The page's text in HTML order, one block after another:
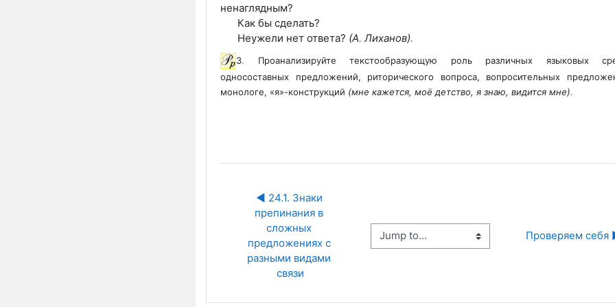
ненаглядным?
Как бы сделать?
Неужели нет ответа? (А. Лиханов).
3. Проанализируйте текстообразующую роль различных языковых
односоставных предложений, риторического вопроса, вопросительных
монологе, «я»-конструкций (мне кажется, моё детство, я знаю, видится мне).
◀︎ 24.1. Знаки
препинания в
сложных
предложениях с
разными видами
связи
Jump to... Проверяем себя